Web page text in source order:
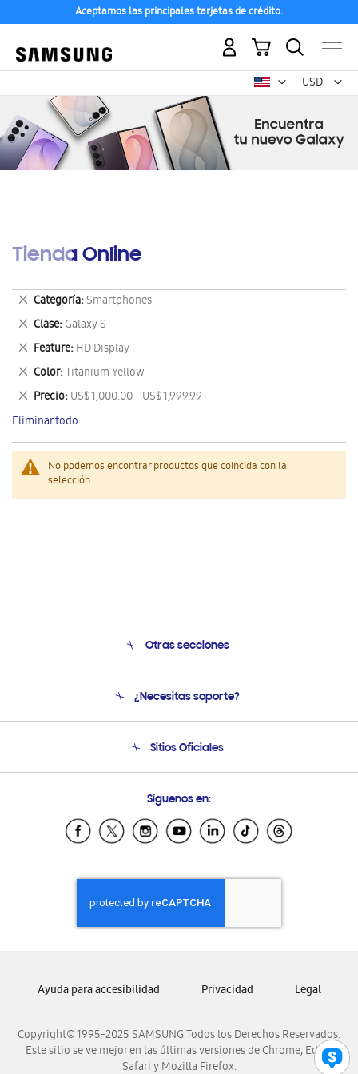
Aceptamos las principales tarjetas de crédito.
USD -
dólar
Mi carrito
Tienda Online
No podemos encontrar productos que coincida con la
selección.
Categoría Smartphones
Eliminar
este
artículo
Clase Galaxy S
Eliminar
este
artículo
Feature HD Display
Eliminar
este
artículo
Color Titanium Yellow
Eliminar
este
artículo
Precio US$ 1,000.00 - US$ 1,999.99
Eliminar
este
artículo
Eliminar todo
Otras secciones
Soporte
Condiciones de Compra
¿Necesitas soporte?
Soporte vía eMail
Sitios Oficiales
Samsung Ecuador
Samsung El Salvador
Samsung Honduras
Samsung Nicaragua
Samsung Panamá
Samsung Venezuela
Síguenos en:
Copyright© 1995-2025 SAMSUNG Todos los Derechos Reservados.
Este sitio se ve mejor en las últimas versiones de Chrome, Edge,
Safari y Mozilla Firefox.
Ayuda para accesibilidad Privacidad Legal